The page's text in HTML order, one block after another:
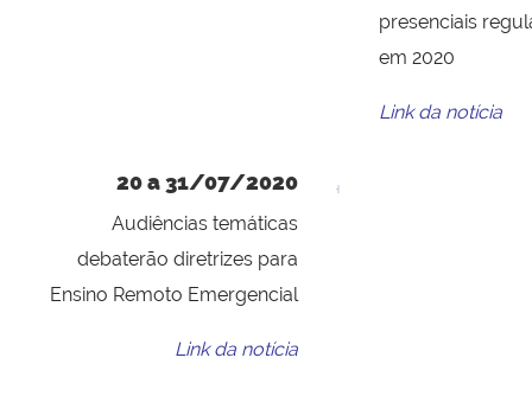
presenciais
em 2020
Link da notícia
20 a 31/07/2020
Audiências temáticas
debaterão diretrizes para
Ensino Remoto Emergencial
Link da notícia